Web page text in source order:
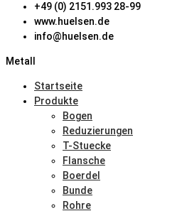
+49 (0) 2151.993 28-99
www.huelsen.de
info@huelsen.de
Metall
Startseite
Produkte
Bogen
Reduzierungen
T-Stuecke
Flansche
Boerdel
Bunde
Rohre